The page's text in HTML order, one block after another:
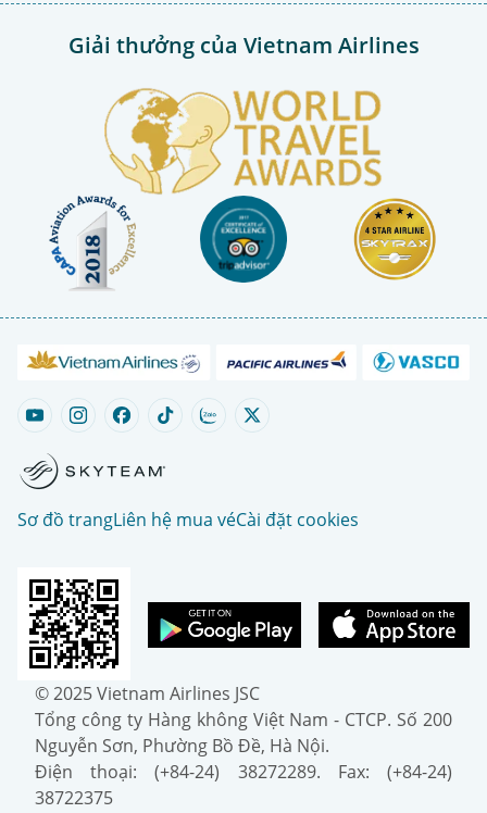
Giải thưởng của Vietnam Airlines
Sơ đồ trangLiên hệ mua véCài đặt cookies
© 2025 Vietnam Airlines JSC
Tổng công ty Hàng không Việt Nam - CTCP. Số 200
Nguyễn Sơn, Phường Bồ Đề, Hà Nội.
Điện thoại: (+84-24) 38272289. Fax: (+84-24)
38722375